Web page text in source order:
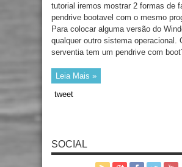
tutorial iremos mostrar 2 formas de
pendrive bootavel com o mesmo
Para colocar alguma versão do
qualquer outro sistema operacional.
serventia tem um pendrive com
Leia Mais »
tweet
SOCIAL